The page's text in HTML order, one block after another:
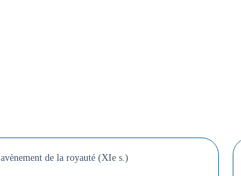
de la royauté (XIe s.)